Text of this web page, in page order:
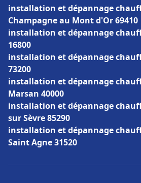
installation et dépannage
Champagne au Mont d'Or 69410
installation et dépannage
16800
installation et dépannage
73200
installation et dépannage
Marsan 40000
installation et dépannage
sur Sèvre 85290
installation et dépannage
Saint Agne 31520